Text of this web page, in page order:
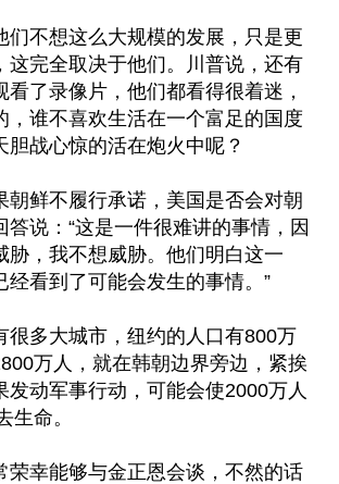
们不想这么大规模的发展，只是更
这完全取决于他们。川普说，还有
看了录像片，他们都看得很着迷，
，谁不喜欢生活在一个富足的国度
胆战心惊的活在炮火中呢？
朝鲜不履行承诺，美国是否会对朝
答说：“这是一件很难讲的事情，因
胁，我不想威胁。他们明白这一
经看到了可能会发生的事情。”
很多大城市，纽约的人口有800万
万人，就在韩朝边界旁边，紧挨
发动军事行动，可能会使2000万人
生命。
荣幸能够与金正恩会谈，不然的话